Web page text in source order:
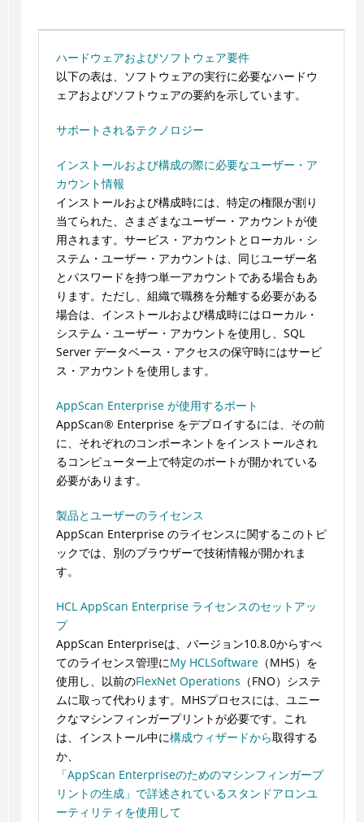
ハードウェアおよびソフトウェア要件
以下の表は、ソフトウェアの実行に必要なハードウ
ェアおよびソフトウェアの要約を示しています。
サポートされるテクノロジー
インストールおよび構成の際に必要なユーザー・ア
カウント情報
インストールおよび構成時には、特定の権限が割り
当てられた、さまざまなユーザー・アカウントが使
用されます。サービス・アカウントとローカル・シ
ステム・ユーザー・アカウントは、同じユーザー名
とパスワードを持つ単一アカウントである場合もあ
ります。ただし、組織で職務を分離する必要がある
場合は、インストールおよび構成時にはローカル・
システム・ユーザー・アカウントを使用し、SQL
Server データベース・アクセスの保守時にはサービ
ス・アカウントを使用します。
AppScan Enterprise が使用するポート
AppScan® Enterprise をデプロイするには、その前
に、それぞれのコンポーネントをインストールされ
るコンピューター上で特定のポートが開かれている
必要があります。
製品とユーザーのライセンス
AppScan Enterprise のライセンスに関するこのトピ
ックでは、別のブラウザーで技術情報が開かれま
す。
HCL AppScan Enterprise ライセンスのセットアッ
プ
AppScan Enterpriseは、バージョン10.8.0からすべ
てのライセンス管理にMy HCLSoftware（MHS）を
使用し、以前のFlexNet Operations （FNO）システ
ムに取って代わります。MHSプロセスには、ユニー
クなマシンフィンガープリントが必要です。これ
は、インストール中に構成ウィザードから取得する
か、
「AppScan Enterpriseのためのマシンフィンガープ
リントの生成」で詳述されているスタンドアロンユ
ーティリティを使用して